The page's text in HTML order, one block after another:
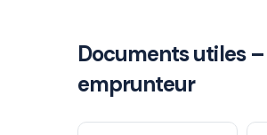
Documents utiles
emprunteur